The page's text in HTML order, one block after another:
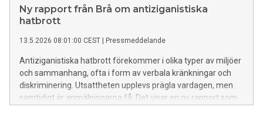
fungerat bra. Istället för att förbättra de utsattas situation
leder rättprocessen allt för ofta till att deras situation
Ny rapport från Brå om antiziganistiska
hatbrott
13.5.2026 08:01:00 CEST | Pressmeddelande
Antiziganistiska hatbrott förekommer i olika typer av miljöer
och sammanhang, ofta i form av verbala kränkningar och
diskriminering. Utsattheten upplevs prägla vardagen, men
samtidigt är anmälningarna få. Det visar en ny rapport som